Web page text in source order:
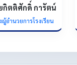
กิตติศักดิ์ การัตน์
ผู้อำนวยการโรงเรียน